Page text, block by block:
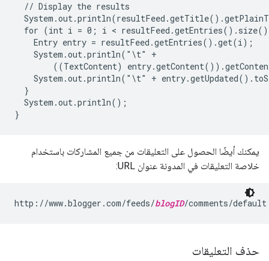
  // Display the results
for (int i = 0; i <
    Entry entry = resultFeed.getEntries().get(i);
    System.out.println("\t" +
((TextContent)
System.out.println("\t" +
  }
  System.out.println();
يمكنك أيضًا الحصول على التعليقات من جميع المشاركات باستخدام
خلاصة التعليقات في المدونة عنوان URL:
http://www.blogger.com/feeds/blogID
حذف التعليقات